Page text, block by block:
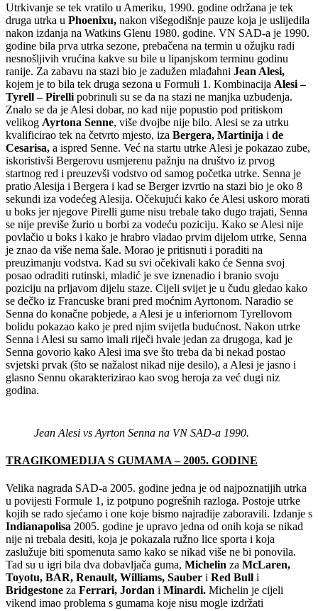
Utrkivanje se tek vratilo u Ameriku, 1990. godine održana je tek
druga utrka u Phoenixu, nakon višegodišnje pauze koja je uslijedila
nakon izdanja na Watkins Glenu 1980. godine. VN SAD-a je 1990.
godine bila prva utrka sezone, prebačena na termin u ožujku radi
nesnošljivih vrućina kakve su bile u lipanjskom terminu godinu
ranije. Za zabavu na stazi bio je zadužen mlađahni Jean Alesi,
kojem je to bila tek druga sezona u Formuli 1. Kombinacija Alesi –
Tyrell – Pirelli pobrinuli su se da na stazi ne manjka uzbuđenja.
Znalo se da je Alesi dobar, no kad nije popustio pod pritiskom
velikog Ayrtona Senne, više dvojbe nije bilo. Alesi se za utrku
kvalificirao tek na četvrto mjesto, iza Bergera, Martinija i de
Cesarisa, a ispred Senne. Već na startu utrke Alesi je pokazao zube,
iskoristivši Bergerovu usmjerenu pažnju na društvo iz prvog
startnog red i preuzevši vodstvo od samog početka utrke. Senna je
pratio Alesija i Bergera i kad se Berger izvrtio na stazi bio je oko 8
sekundi iza vodećeg Alesija. Očekujući kako će Alesi uskoro morati
u boks jer njegove Pirelli gume nisu trebale tako dugo trajati, Senna
se nije previše žurio u borbi za vodeću poziciju. Kako se Alesi nije
povlačio u boks i kako je hrabro vladao prvim dijelom utrke, Senna
je znao da više nema šale. Morao je pritisnuti i poraditi na
preuzimanju vodstva. Kad su svi očekivali kako će Senna svoj
posao odraditi rutinski, mladić je sve iznenadio i branio svoju
poziciju na prljavom dijelu staze. Cijeli svijet je u čudu gledao kako
se dečko iz Francuske brani pred moćnim Ayrtonom. Naradio se
Senna do konačne pobjede, a Alesi je u inferiornom Tyrellovom
bolidu pokazao kako je pred njim svijetla budućnost. Nakon utrke
Senna i Alesi su samo imali riječi hvale jedan za drugoga, kad je
Senna govorio kako Alesi ima sve što treba da bi nekad postao
svjetski prvak (što se nažalost nikad nije desilo), a Alesi je jasno i
glasno Sennu okarakterizirao kao svog heroja za već dugi niz
godina.
Jean Alesi vs Ayrton Senna na VN SAD-a 1990.
TRAGIKOMEDIJA S GUMAMA – 2005. GODINE
Velika nagrada SAD-a 2005. godine jedna je od najpoznatijih utrka
u povijesti Formule 1, iz potpuno pogrešnih razloga. Postoje utrke
kojih se rado sjećamo i one koje bismo najradije zaboravili. Izdanje s
Indianapolisa 2005. godine je upravo jedna od onih koja se nikad
nije ni trebala desiti, koja je pokazala ružno lice sporta i koja
zaslužuje biti spomenuta samo kako se nikad više ne bi ponovila.
Tad su u igri bila dva dobavljača guma, Michelin za McLaren,
Toyotu, BAR, Renault, Williams, Sauber i Red Bull i
Bridgestone za Ferrari, Jordan i Minardi. Michelin je cijeli
vikend imao problema s gumama koje nisu mogle izdržati